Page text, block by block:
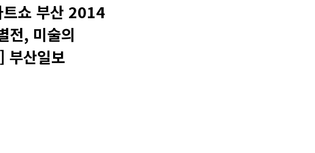
쇼 부산 2014
전, 미술의
부산일보